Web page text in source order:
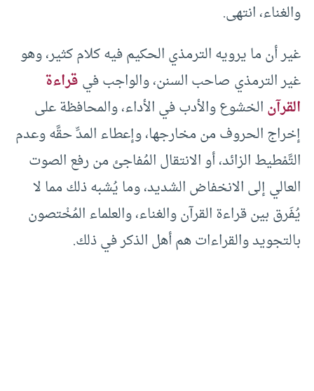
والغناء، انتهى.
غير أن ما يرويه الترمذي الحكيم فيه كلام كثير، وهو
غير الترمذي صاحب السنن، والواجب فيقراءة
القرآنالخشوع والأدب في الأداء، والمحافظة على
إخراج الحروف من مخارجها، وإعطاء المدِّ حقَّه وعدم
التَّمْطيط الزائد، أو الانتقال المُفاجئ من رفع الصوت
العالي إلى الانخفاض الشديد، وما يُشبه ذلك مما لا
يُفَرق بين قراءة القرآن والغناء، والعلماء المُخْتصون
بالتجويد والقراءات هم أهل الذكر في ذلك.